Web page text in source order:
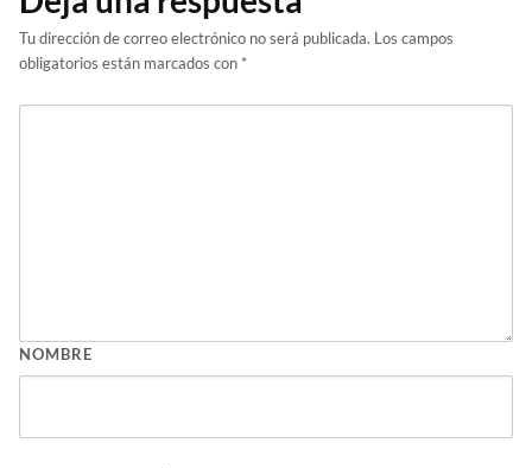
Tu dirección de correo electrónico no será publicada. Los campos
obligatorios están marcados con *
NOMBRE